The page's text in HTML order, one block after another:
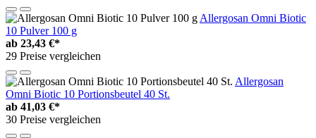
Allergosan Omni Biotic
10 Pulver 100 g
ab 23,43 €*
29 Preise vergleichen
Allergosan
Omni Biotic 10 Portionsbeutel 40 St.
ab 41,03 €*
30 Preise vergleichen